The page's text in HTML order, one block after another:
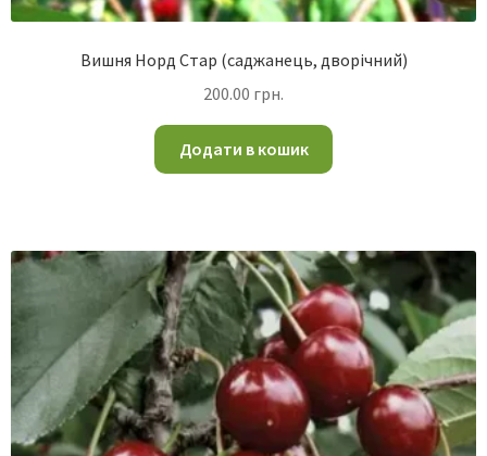
Вишня Норд Стар (саджанець, дворічний)
200.00 грн.
Додати в кошик